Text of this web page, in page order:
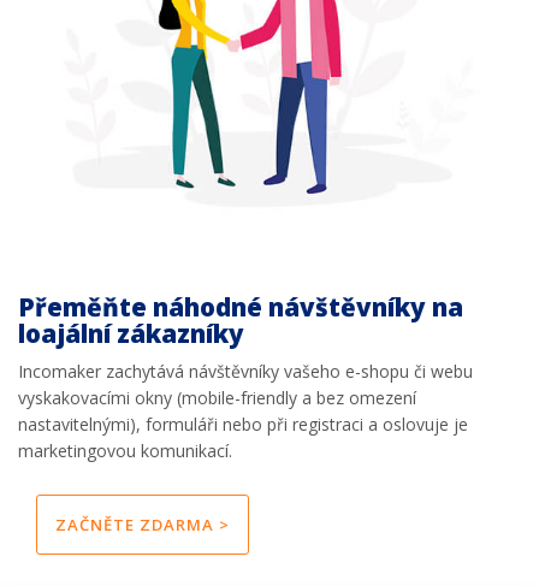
Přeměňte náhodné návštěvníky na
loajální zákazníky
Incomaker zachytává návštěvníky vašeho e-shopu či webu
vyskakovacími okny (mobile-friendly a bez omezení
nastavitelnými), formuláři nebo při registraci a oslovuje je
marketingovou komunikací.
ZAČNĚTE ZDARMA >